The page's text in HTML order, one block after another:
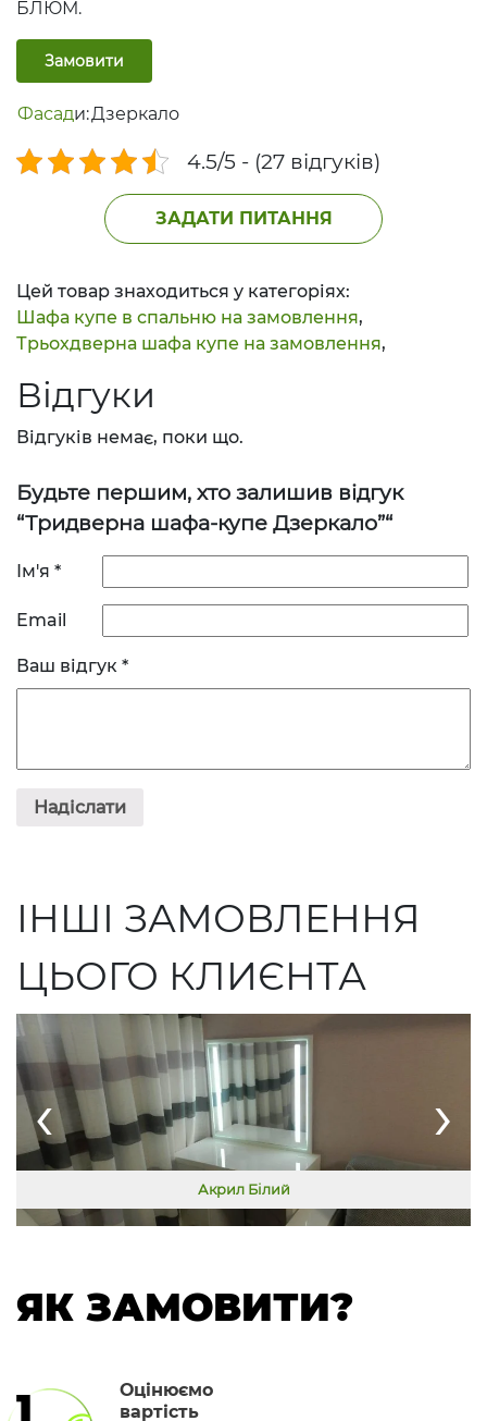
БЛЮМ.
Замовити
Фасади:Дзеркало
4.5/5 - (27 відгуків)
ЗАДАТИ ПИТАННЯ
Цей товар знаходиться у категоріях:
Шафа купе в спальню на замовлення,
Трьохдверна шафа купе на замовлення,
Відгуки
Відгуків немає, поки що.
Будьте першим, хто залишив відгук
“Тридверна шафа-купе Дзеркало”“
Ім'я *
Email
Ваш відгук *
ІНШІ ЗАМОВЛЕННЯ
ЦЬОГО КЛИЄНТА
Акрил Білий
‹ ›
ЯК ЗАМОВИТИ?
1
Оцінюємо
вартість